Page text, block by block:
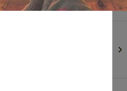
VÉDELMÉBEN!
FEHÉR ISTVÁNNAK, A